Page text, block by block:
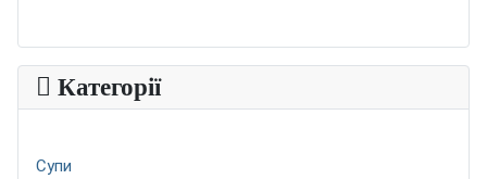
Категорії
Супи